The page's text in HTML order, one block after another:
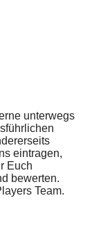
unterwegs
eintragen,
Euch
bewerten.
Team.